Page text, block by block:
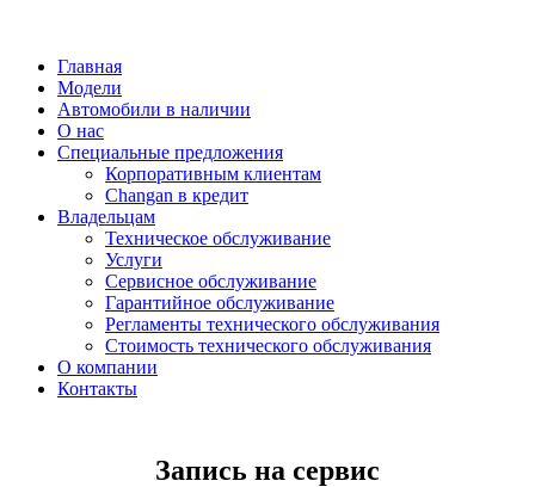
Главная
Модели
Автомобили в наличии
О нас
Специальные предложения
Корпоративным клиентам
Changan в кредит
Владельцам
Техническое обслуживание
Услуги
Сервисное обслуживание
Гарантийное обслуживание
Регламенты технического обслуживания
Стоимость технического обслуживания
О компании
Контакты
Запись на сервис